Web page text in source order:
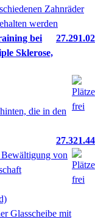
bei
Sklerose,
27.291.02
27.321.44
Bewältigung von